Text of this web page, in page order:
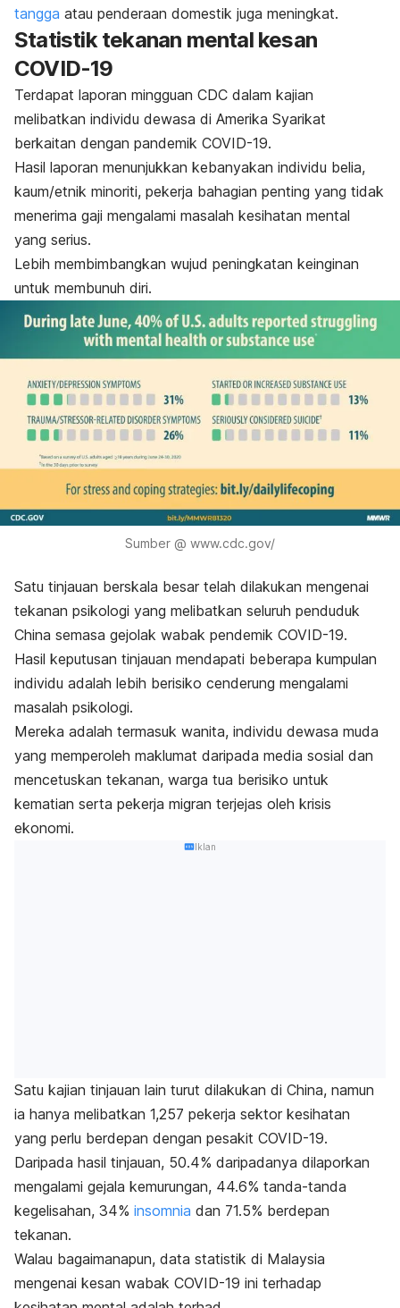
tangga atau penderaan domestik juga meningkat.
Statistik tekanan mental kesan
COVID-19
Terdapat laporan mingguan CDC dalam kajian
melibatkan individu dewasa di Amerika Syarikat
berkaitan dengan pandemik COVID-19.
Hasil laporan menunjukkan kebanyakan individu belia,
kaum/etnik minoriti, pekerja bahagian penting yang tidak
menerima gaji mengalami masalah kesihatan mental
yang serius.
Lebih membimbangkan wujud peningkatan keinginan
untuk membunuh diri.
Sumber @ www.cdc.gov/
Satu tinjauan berskala besar telah dilakukan mengenai
tekanan psikologi yang melibatkan seluruh penduduk
China semasa gejolak wabak pendemik COVID-19.
Hasil keputusan tinjauan mendapati beberapa kumpulan
individu adalah lebih berisiko cenderung mengalami
masalah psikologi.
Mereka adalah termasuk wanita, individu dewasa muda
yang memperoleh maklumat daripada media sosial dan
mencetuskan tekanan, warga tua berisiko untuk
kematian serta pekerja migran terjejas oleh krisis
ekonomi.
Iklan
Satu kajian tinjauan lain turut dilakukan di China, namun
ia hanya melibatkan 1,257 pekerja sektor kesihatan
yang perlu berdepan dengan pesakit COVID-19.
Daripada hasil tinjauan, 50.4% daripadanya dilaporkan
mengalami gejala kemurungan, 44.6% tanda-tanda
kegelisahan, 34% insomnia dan 71.5% berdepan
tekanan.
Walau bagaimanapun, data statistik di Malaysia
mengenai kesan wabak COVID-19 ini terhadap